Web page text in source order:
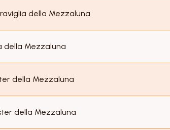
della Mezzaluna
della Mezzaluna
della Mezzaluna
della Mezzaluna